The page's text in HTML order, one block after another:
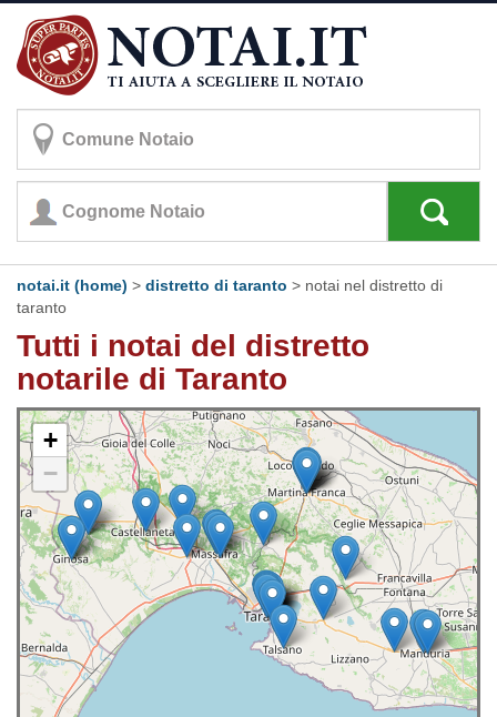
notai.it (home) > distretto di taranto > notai nel distretto di
taranto
Tutti i notai del distretto
notarile di Taranto
+
−